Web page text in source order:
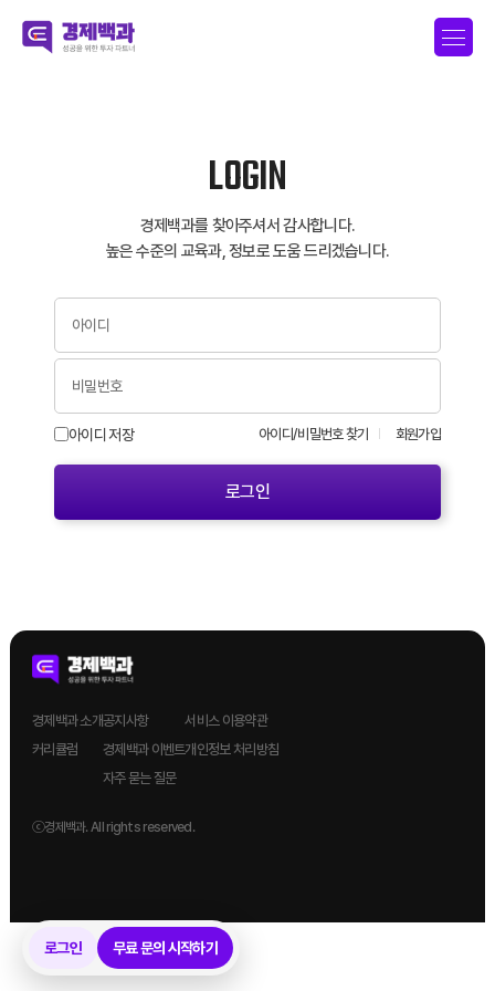
로그인 무료 문의 시작하기
LOGIN
경제백과를 찾아주셔서 감사합니다.
높은 수준의 교육과, 정보로 도움 드리겠습니다.
아이디 저장 아이디/비밀번호 찾기 회원가입
경제백과 소개
커리큘럼
공지사항
경제백과 이벤트
자주 묻는 질문
서비스 이용약관
개인정보 처리방침
ⓒ경제백과. All rights reserved.